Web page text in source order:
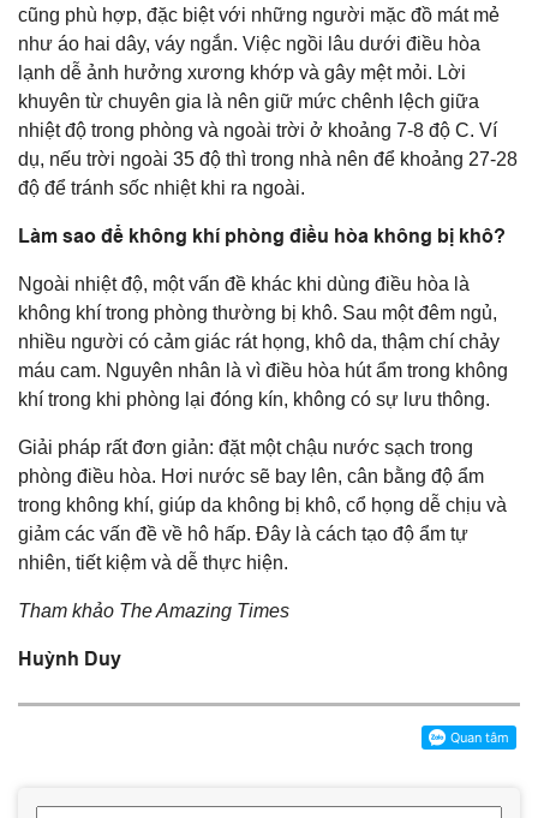
cũng phù hợp, đặc biệt với những người mặc đồ mát mẻ
như áo hai dây, váy ngắn. Việc ngồi lâu dưới điều hòa
lạnh dễ ảnh hưởng xương khớp và gây mệt mỏi. Lời
khuyên từ chuyên gia là nên giữ mức chênh lệch giữa
nhiệt độ trong phòng và ngoài trời ở khoảng 7-8 độ C. Ví
dụ, nếu trời ngoài 35 độ thì trong nhà nên để khoảng 27-28
độ để tránh sốc nhiệt khi ra ngoài.
Làm sao để không khí phòng điều hòa không bị khô?
Ngoài nhiệt độ, một vấn đề khác khi dùng điều hòa là
không khí trong phòng thường bị khô. Sau một đêm ngủ,
nhiều người có cảm giác rát họng, khô da, thậm chí chảy
máu cam. Nguyên nhân là vì điều hòa hút ẩm trong không
khí trong khi phòng lại đóng kín, không có sự lưu thông.
Giải pháp rất đơn giản: đặt một chậu nước sạch trong
phòng điều hòa. Hơi nước sẽ bay lên, cân bằng độ ẩm
trong không khí, giúp da không bị khô, cổ họng dễ chịu và
giảm các vấn đề về hô hấp. Đây là cách tạo độ ẩm tự
nhiên, tiết kiệm và dễ thực hiện.
Tham khảo The Amazing Times
Huỳnh Duy